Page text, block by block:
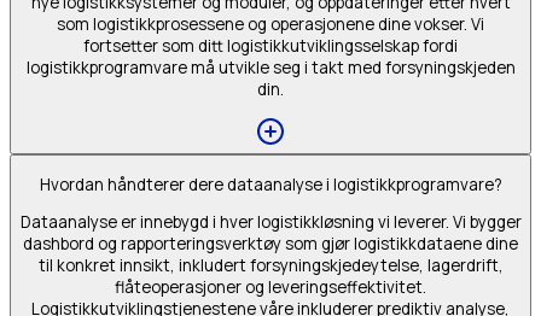
som logistikkprosessene og operasjonene dine vokser. Vi
fortsetter som ditt logistikkutviklingsselskap fordi
logistikkprogramvare må utvikle seg i takt med forsyningskjeden
din.
Hvordan håndterer dere dataanalyse i logistikkprogramvare?
Dataanalyse er innebygd i hver logistikkløsning vi leverer. Vi bygger
dashbord og rapporteringsverktøy som gjør logistikkdataene dine
til konkret innsikt, inkludert forsyningskjedeytelse, lagerdrift,
flåteoperasjoner og leveringseffektivitet.
Logistikkutviklingstjenestene våre inkluderer prediktiv analyse,